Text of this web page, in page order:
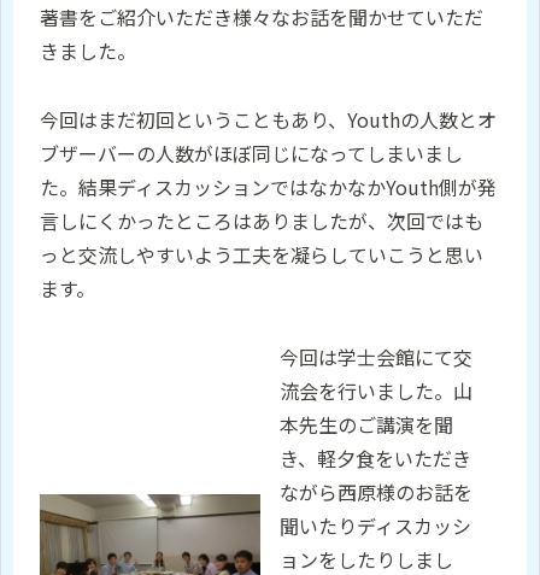
著書をご紹介いただき様々なお話を聞かせていただ
きました。
今回はまだ初回ということもあり、Youthの人数とオ
ブザーバーの人数がほぼ同じになってしまいまし
た。結果ディスカッションではなかなかYouth側が発
言しにくかったところはありましたが、次回ではも
っと交流しやすいよう工夫を凝らしていこうと思い
ます。
今回は学士会館にて交
流会を行いました。山
本先生のご講演を聞
き、軽夕食をいただき
ながら西原様のお話を
聞いたりディスカッシ
ョンをしたりしまし